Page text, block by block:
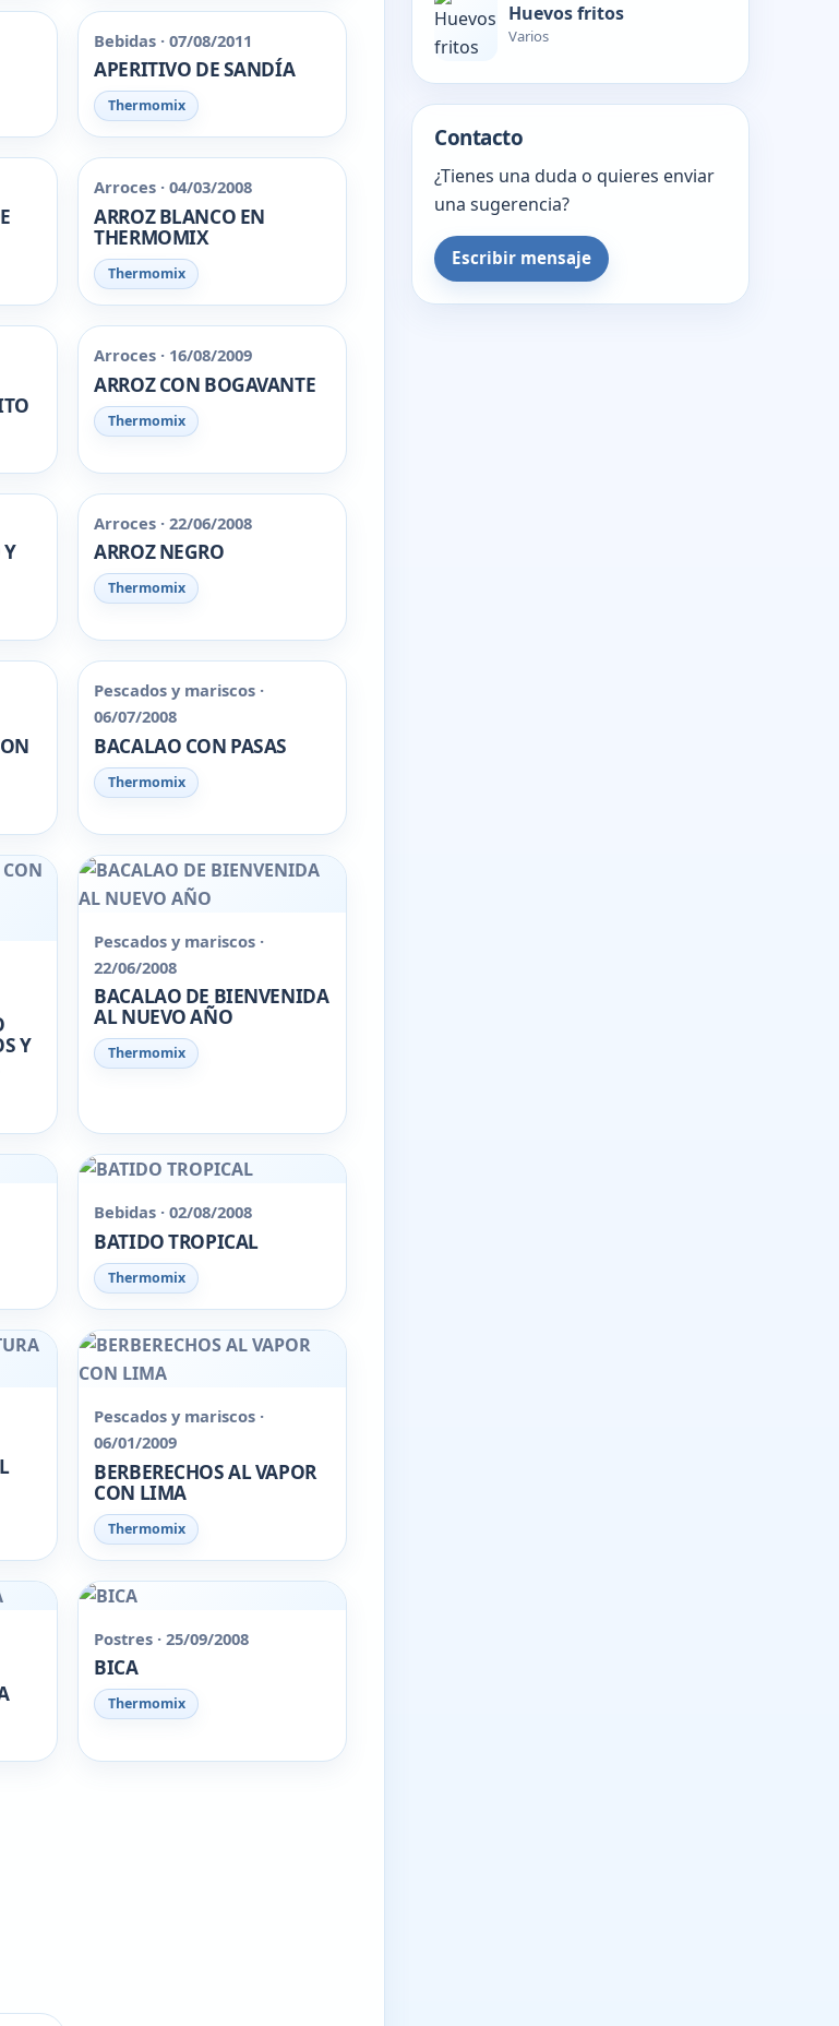
Bebidas · 07/08/2011
APERITIVO DE SANDÍA
Thermomix
Arroces · 04/03/2008
ARROZ BLANCO EN
THERMOMIX
Thermomix
Arroces · 16/08/2009
ARROZ CON BOGAVANTE
Thermomix
Arroces · 22/06/2008
ARROZ NEGRO
Thermomix
Pescados y mariscos ·
06/07/2008
BACALAO CON PASAS
Thermomix
Y
Pescados y mariscos ·
22/06/2008
BACALAO DE BIENVENIDA
AL NUEVO AÑO
Thermomix
Bebidas · 02/08/2008
BATIDO TROPICAL
Thermomix
Pescados y mariscos ·
06/01/2009
BERBERECHOS AL VAPOR
CON LIMA
Thermomix
Postres · 25/09/2008
BICA
Thermomix
Huevos fritos
Varios
Contacto
¿Tienes una duda o quieres enviar
una sugerencia?
Escribir mensaje